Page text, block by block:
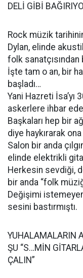
DELİ GİBİ
Rock müzik
Dylan, elinde
folk
İşte tam o an, bir
başladı…
Yani Hazreti İsa’yı
askerlere ihbar
Başkaları hep bir
diye haykırarak ona
Salon bir anda
elinde elektrikli
Herkesin sevdiği,
bir anda “folk
Değişimi
sesini bastırmıştı.
YUHALAMALARIN
ŞU “S…MİN
ÇALIN”